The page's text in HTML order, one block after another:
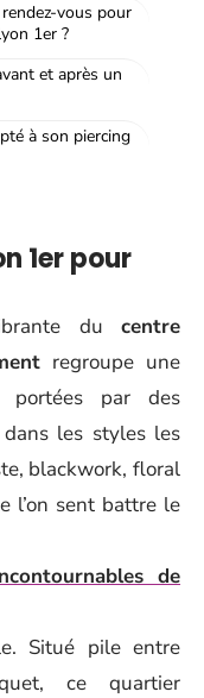
vous pour
1er ?
et après un
à son piercing
1er pour
du centre
regroupe une
portées par des
les styles les
blackwork, floral
l’on sent battre le
de
Situé pile entre
ce quartier